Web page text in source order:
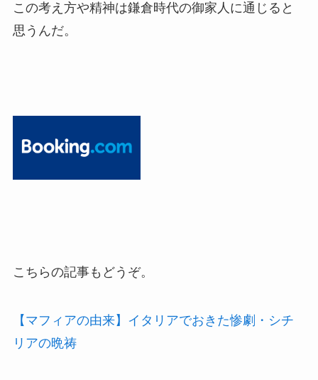
この考え方や精神は鎌倉時代の御家人に通じると
思うんだ。
こちらの記事もどうぞ。
【マフィアの由来】イタリアでおきた惨劇・シチ
リアの晩祷